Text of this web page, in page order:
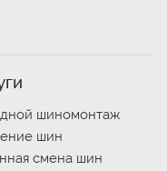
шиномонтаж
шин
смена шин